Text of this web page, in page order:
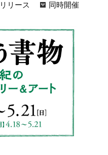
リース
同時開催